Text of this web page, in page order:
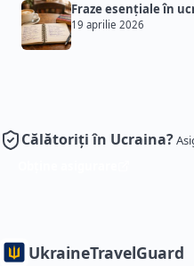
Fraze esențiale în
19 aprilie 2026
Călătoriți în Ucraina?
UkraineTravelGuard